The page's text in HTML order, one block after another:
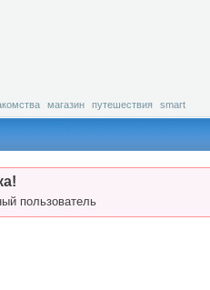
магазин путешествия smart
пользователь